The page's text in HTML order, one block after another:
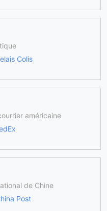
Colis
américaine
de Chine
Post